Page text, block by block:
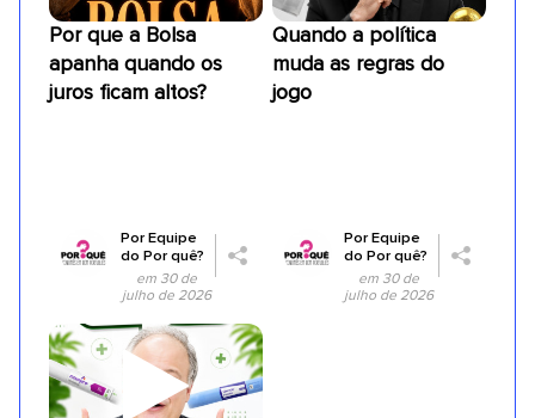
Por que a Bolsa
apanha quando os
juros ficam altos?
PorEquipe
do Por quê?
em 30 de
julho de 2026
Quando a política
muda as regras do
jogo
PorEquipe
do Por quê?
em 30 de
julho de 2026